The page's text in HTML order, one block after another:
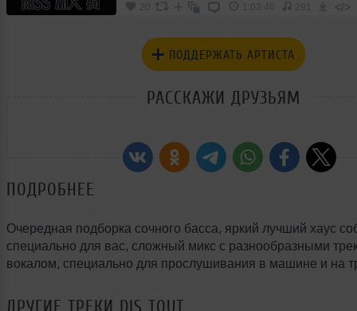
20 1:03:46 291 </>
ПОДДЕРЖАТЬ АРТИСТА
РАССКАЖИ ДРУЗЬЯМ
ПОДРОБНЕЕ
Очередная подборка сочного басса, яркий лучший хаус
специально для вас, сложный микс с разнообразными
вокалом, специально для прослушивания в машине и на
ДРУГИЕ ТРЕКИ DIS TOUT